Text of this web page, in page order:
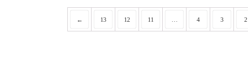
2
3
4
11
12
13
←